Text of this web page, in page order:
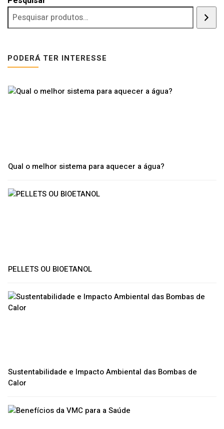
PODERÁ TER INTERESSE
Qual o melhor sistema para aquecer a água?
PELLETS OU BIOETANOL
Sustentabilidade e Impacto Ambiental das Bombas de
Calor